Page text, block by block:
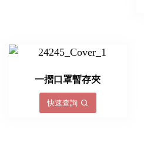
一摺口罩暫存夾
快速查詢